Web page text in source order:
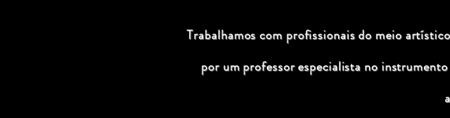
Trabalhamos com profissionais do meio
por um professor especialista no